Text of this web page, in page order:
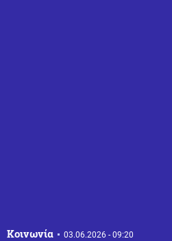
Κοινωνία 03.06.2026 - 09:20